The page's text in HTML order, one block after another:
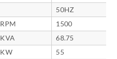
50HZ
RPM 1500
KVA
68.75
KW
55